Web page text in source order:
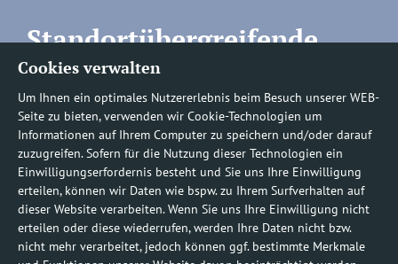
Cookies verwalten
Um Ihnen ein optimales Nutzererlebnis beim Besuch unserer WEB-
Seite zu bieten, verwenden wir Cookie-Technologien um
Informationen auf Ihrem Computer zu speichern und/oder darauf
zuzugreifen. Sofern für die Nutzung dieser Technologien ein
Einwilligungserfordernis besteht und Sie uns Ihre Einwilligung
erteilen, können wir Daten wie bspw. zu Ihrem Surfverhalten auf
dieser Website verarbeiten. Wenn Sie uns Ihre Einwilligung nicht
erteilen oder diese wiederrufen, werden Ihre Daten nicht bzw.
nicht mehr verarbeitet, jedoch können ggf. bestimmte Merkmale
Standortübergreifende
Rufnummern
Befundauskünfte/
Nachforderungen
0800 1219100-10